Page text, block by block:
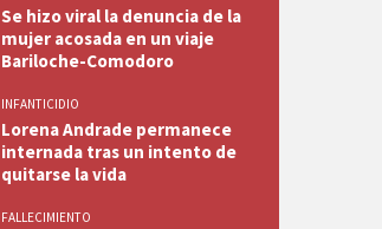
Se hizo viral la denuncia de la
mujer acosada en un viaje
Bariloche-Comodoro
INFANTICIDIO
Lorena Andrade permanece
internada tras un intento de
quitarse la vida
FALLECIMIENTO